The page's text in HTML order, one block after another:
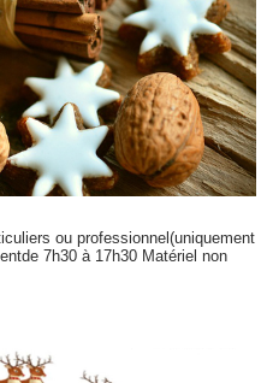
ou professionnel(uniquement
7h30 à 17h30 Matériel non